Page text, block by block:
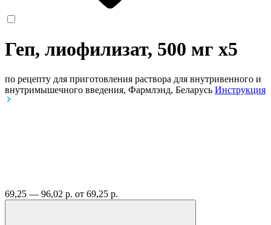
Геп, лиофилизат, 500 мг x5
по рецепту для приготовления раствора для внутривенного и
внутримышечного введения, Фармлэнд, Беларусь Инструкция
69,25 — 96,02 р. от 69,25 р.